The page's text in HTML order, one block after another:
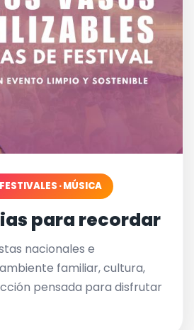
· MÚSICA
para recordar
nacionales e
familiar, cultura,
pensada para disfrutar